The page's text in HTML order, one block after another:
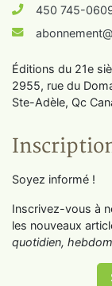
450 745-
Éditions du 21e
2955, rue du
Ste-Adèle, Qc
Soyez informé !
Inscrivez-vous à
les nouveaux
quotidien,